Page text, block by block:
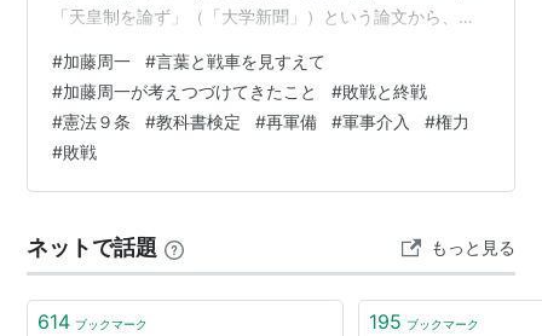
「天皇制を論ず」（「大学新聞」）という論文から、表
そして、２００５年の「６０年前東京の夜」（「朝日新
聞」夕陽妄語）までの６０年間の論文、２７本を収録す
る。 その間、論旨が一貫していて、少しもぶれていない
ところがすごい。 天皇制、敗戦と終戦、憲法９条、民主
化と圧政、官僚制、教科書検定、再軍備、などなど、ふ
#加藤周一 #言葉と戦車を見すえて
#加藤周一が考えつづけてきたこと #敗戦と終戦
#憲法９条 #教科書検定 #再軍備 #軍事介入 #権力
#敗戦
ネットで話題 もっと見る
614 ブックマーク 195 ブックマーク